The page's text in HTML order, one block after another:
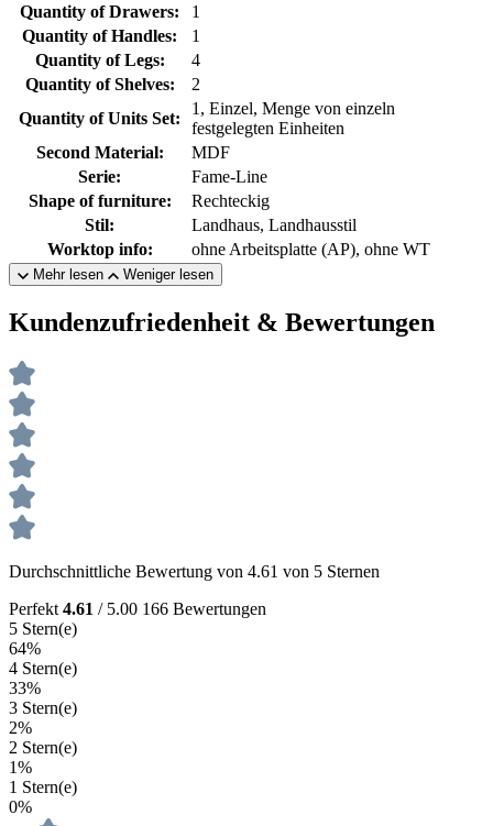
Quantity of Drawers:
1
Quantity of Handles:
1
Quantity of Legs:
4
Quantity of Shelves:
2
Quantity of Units Set:
1, Einzel, Menge von einzeln
festgelegten Einheiten
Second Material:
MDF
Serie:
Fame-Line
Shape of furniture:
Rechteckig
Stil:
Landhaus, Landhausstil
Worktop info:
ohne Arbeitsplatte (AP), ohne WT
Mehr lesen Weniger lesen
Kundenzufriedenheit & Bewertungen
Durchschnittliche Bewertung von 4.61 von 5 Sternen
Perfekt 4.61 / 5.00 166 Bewertungen
5 Stern(e)
64%
4 Stern(e)
33%
3 Stern(e)
2%
2 Stern(e)
1%
1 Stern(e)
0%